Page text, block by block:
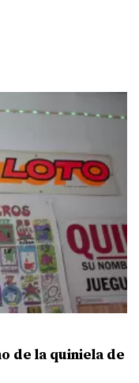
de la quiniela de